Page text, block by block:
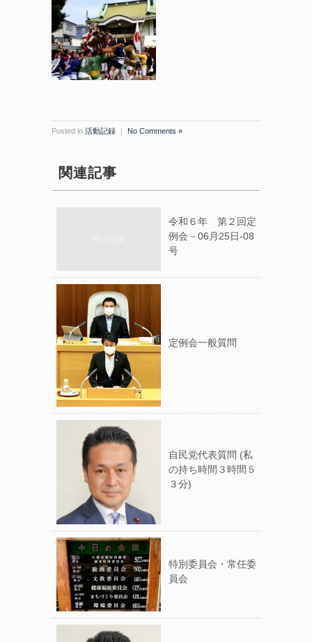
Posted in 活動記録 ｜ No Comments »
関連記事
令和６年 第２回定
例会－06月25日-08
号
定例会一般質問
自民党代表質問 (私
の持ち時間３時間５
３分)
特別委員会・常任委
員会